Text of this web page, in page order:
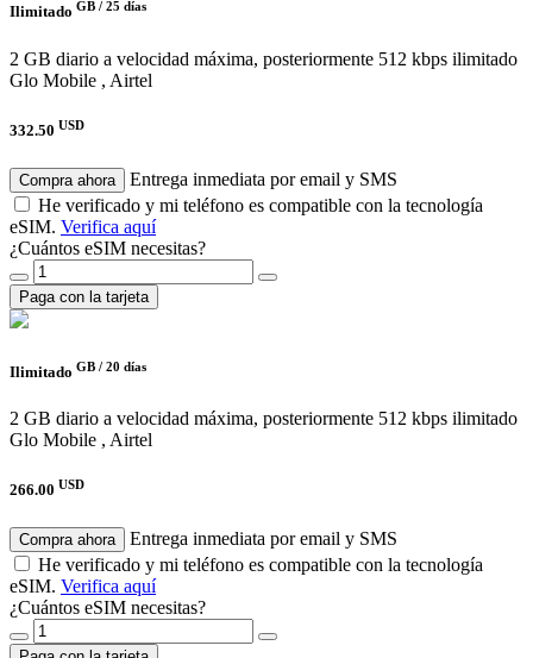
Ilimitado GB / 25 días
2 GB diario a velocidad máxima, posteriormente 512 kbps ilimitado
Glo Mobile , Airtel
332.50 USD
Compra ahora
Entrega inmediata por email y SMS
He verificado y mi teléfono es compatible con la tecnología
eSIM. Verifica aquí
¿Cuántos eSIM necesitas?
Paga con la tarjeta
Ilimitado GB / 20 días
2 GB diario a velocidad máxima, posteriormente 512 kbps ilimitado
Glo Mobile , Airtel
266.00 USD
Compra ahora
Entrega inmediata por email y SMS
He verificado y mi teléfono es compatible con la tecnología
eSIM. Verifica aquí
¿Cuántos eSIM necesitas?